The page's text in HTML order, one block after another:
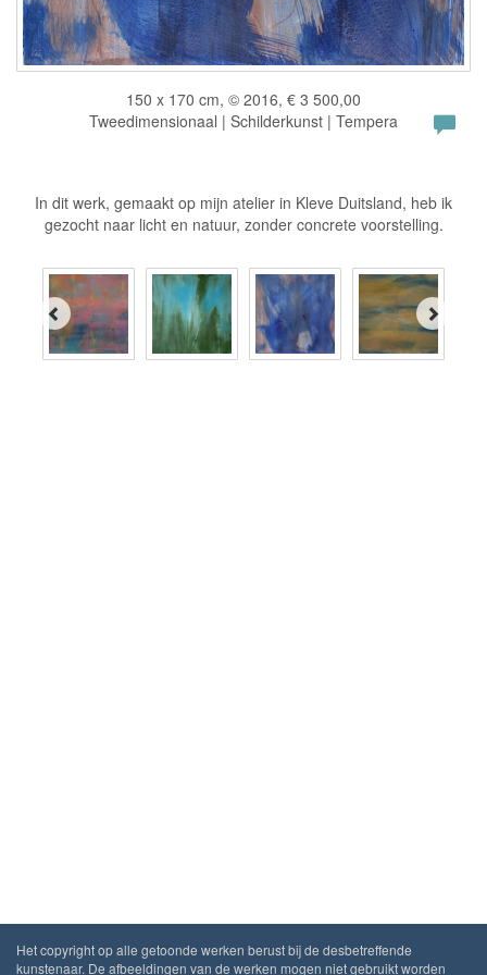
150 x 170 cm, © 2016, € 3 500,00
Tweedimensionaal | Schilderkunst | Tempera
In dit werk, gemaakt op mijn atelier in Kleve Duitsland, heb ik
gezocht naar licht en natuur, zonder concrete voorstelling.
Het copyright op alle getoonde werken berust bij de desbetreffende
kunstenaar. De afbeeldingen van de werken mogen niet gebruikt worden